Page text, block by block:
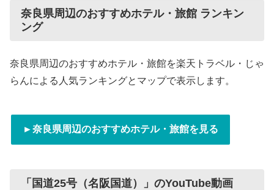
奈良県周辺のおすすめホテル・旅館 ランキン
ング
奈良県周辺のおすすめホテル・旅館を楽天トラベル・じゃ
らんによる人気ランキングとマップで表示します。
►奈良県周辺のおすすめホテル・旅館を見る
「国道25号（名阪国道）」のYouTube動画